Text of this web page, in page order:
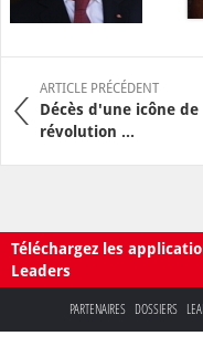
ARTICLE PRÉCÉDENT
Décès d'une icône de
révolution ...
Téléchargez les
Leaders
PARTENAIRES DOSSIERS